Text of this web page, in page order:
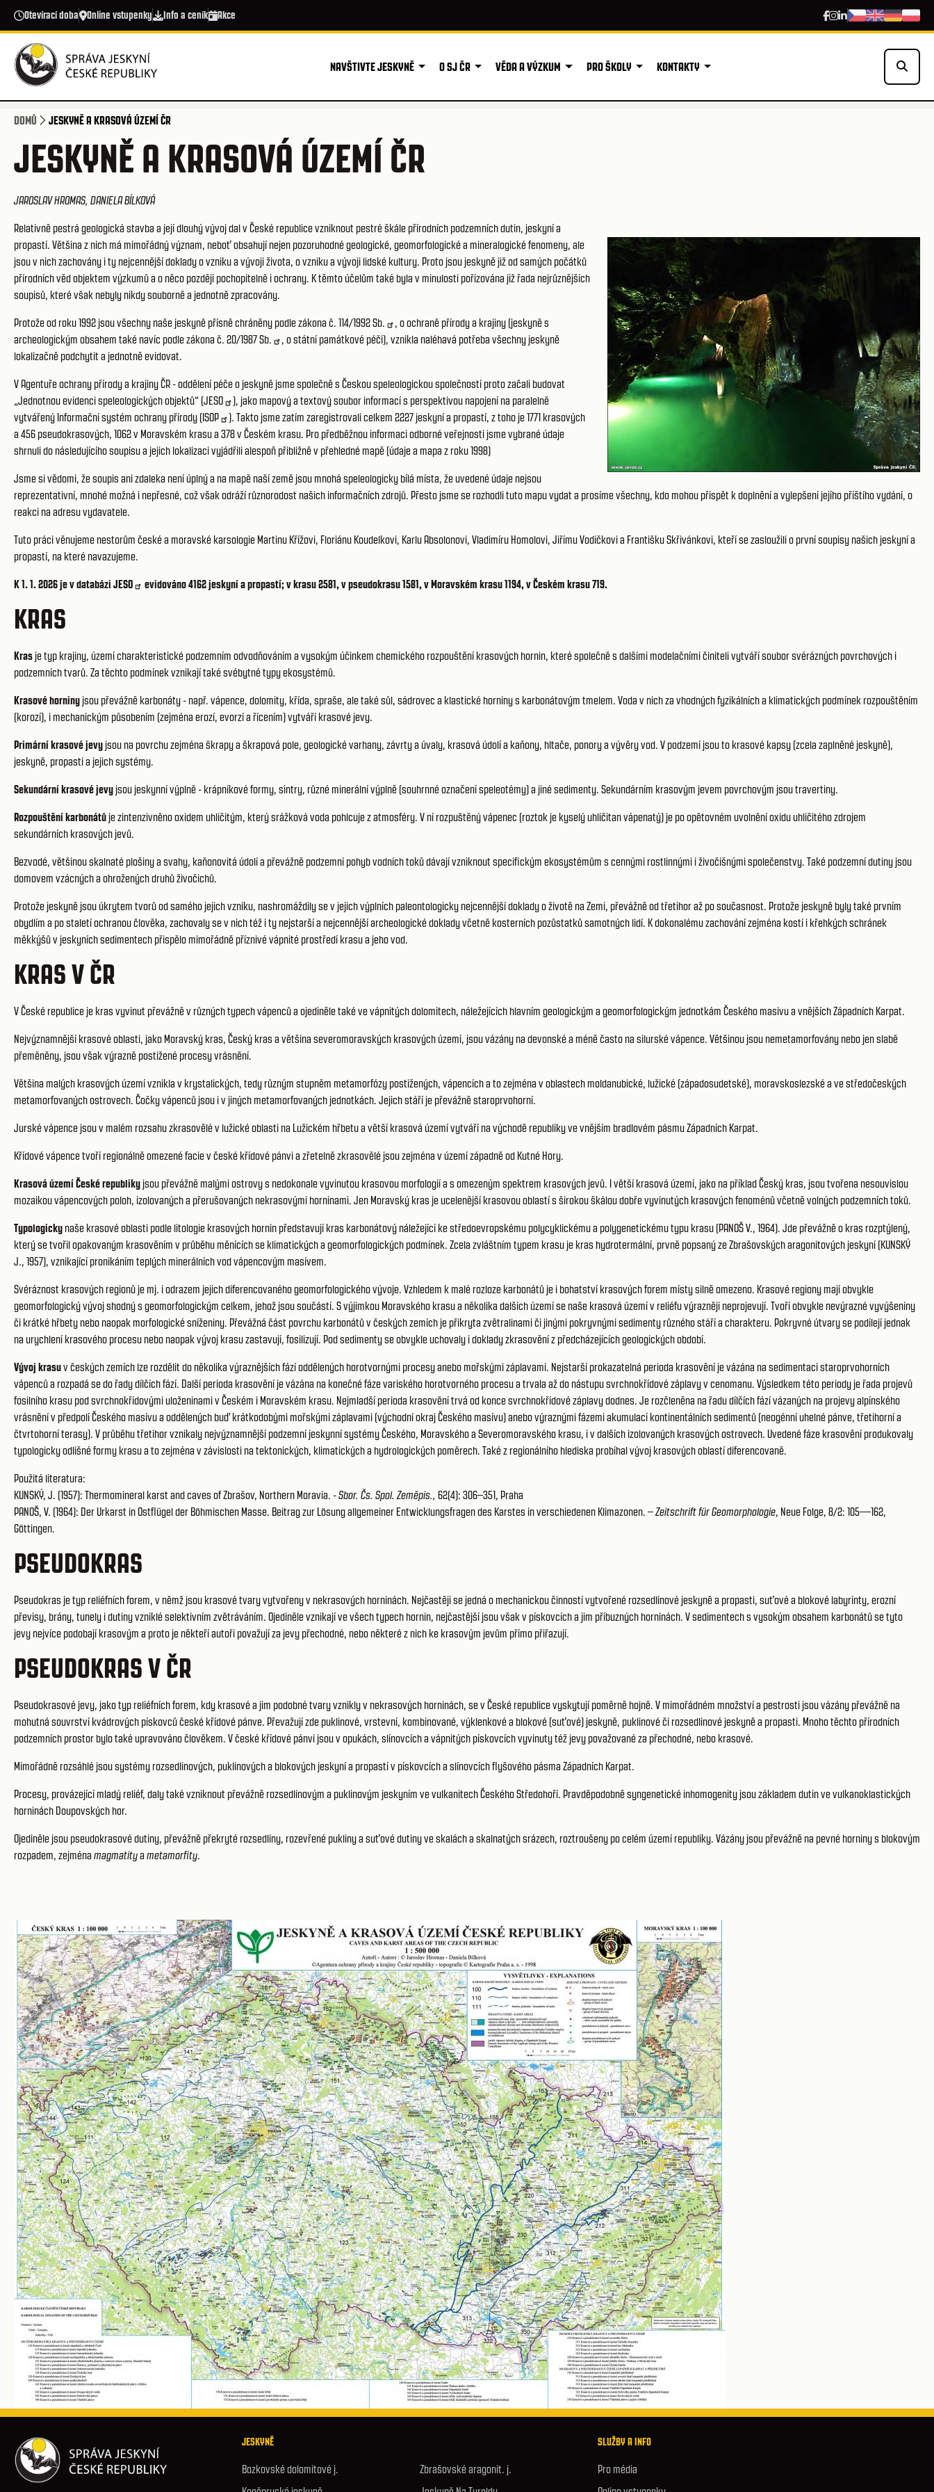
Přejít k hlavnímu obsahu
Otevírací doba Online vstupenky Info a ceník Akce
NAVŠTIVTE JESKYNĚ O SJ ČR VĚDA A VÝZKUM PRO ŠKOLY KONTAKTY
DOMŮ JESKYNĚ A KRASOVÁ ÚZEMÍ ČR
JESKYNĚ A KRASOVÁ ÚZEMÍ ČR
JAROSLAV HROMAS, DANIELA BÍLKOVÁ
Relativně pestrá geologická stavba a její dlouhý vývoj dal v České republice vzniknout pestré škále přírodních podzemních dutin, jeskyní a
propastí. Většina z nich má mimořádný význam, neboť obsahují nejen pozoruhodné geologické, geomorfologické a mineralogické fenomeny, ale
jsou v nich zachovány i ty nejcennější doklady o vzniku a vývoji života, o vzniku a vývoji lidské kultury. Proto jsou jeskyně již od samých počátků
přírodních věd objektem výzkumů a o něco později pochopitelně i ochrany. K těmto účelům také byla v minulosti pořizována již řada nejrůznějších
soupisů, které však nebyly nikdy souborně a jednotně zpracovány.
Protože od roku 1992 jsou všechny naše jeskyně přísně chráněny podle zákona č. 114/1992 Sb.
, o ochraně přírody a krajiny (jeskyně s
archeologickým obsahem také navíc podle zákona č. 20/1987 Sb.
, o státní památkové péči), vznikla naléhavá potřeba všechny jeskyně
lokalizačně podchytit a jednotně evidovat.
V Agentuře ochrany přírody a krajiny ČR - oddělení péče o jeskyně jsme společně s Českou speleologickou společností proto začali budovat
„Jednotnou evidenci speleologických objektů“ (JESO
), jako mapový a textový soubor informací s perspektivou napojení na paralelně
vytvářený Informační systém ochrany přírody (ISOP
). Takto jsme zatím zaregistrovali celkem 2227 jeskyní a propastí, z toho je 1771 krasových
a 456 pseudokrasových, 1062 v Moravském krasu a 378 v Českém krasu. Pro předběžnou informaci odborné veřejnosti jsme vybrané údaje
shrnuli do následujícího soupisu a jejich lokalizaci vyjádřili alespoň přibližně v přehledné mapě (údaje a mapa z roku 1998)
Jsme si vědomi, že soupis ani zdaleka není úplný a na mapě naší země jsou mnohá speleologicky bílá místa, že uvedené údaje nejsou
reprezentativní, mnohé možná i nepřesné, což však odráží různorodost našich informačních zdrojů. Přesto jsme se rozhodli tuto mapu vydat a prosíme všechny, kdo mohou přispět k doplnění a vylepšení jejího příštího vydání, o
reakci na adresu vydavatele.
Tuto práci věnujeme nestorům české a moravské karsologie Martinu Křížovi, Floriánu Koudelkovi, Karlu Absolonovi, Vladimíru Homolovi, Jiřímu Vodičkovi a Františku Skřivánkovi, kteří se zasloužili o první soupisy našich jeskyní a
propastí, na které navazujeme.
K 1. 1. 2026 je v databázi JESO evidováno 4162 jeskyní a propastí; v krasu 2581, v pseudokrasu 1581, v Moravském krasu 1194, v Českém krasu 719.
KRAS
Kras je typ krajiny, území charakteristické podzemním odvodňováním a vysokým účinkem chemického rozpouštění krasových hornin, které společně s dalšími modelačními činiteli vytváří soubor svérázných povrchových i
podzemních tvarů. Za těchto podmínek vznikají také svébytné typy ekosystémů.
Krasové horniny jsou převážně karbonáty - např. vápence, dolomity, křída, spraše, ale také sůl, sádrovec a klastické horniny s karbonátovým tmelem. Voda v nich za vhodných fyzikálních a klimatických podmínek rozpouštěním
(korozí), i mechanickým působením (zejména erozí, evorzí a řícením) vytváří krasové jevy.
Primární krasové jevy jsou na povrchu zejména škrapy a škrapová pole, geologické varhany, závrty a úvaly, krasová údolí a kaňony, hltače, ponory a vývěry vod. V podzemí jsou to krasové kapsy (zcela zaplněné jeskyně),
jeskyně, propasti a jejich systémy.
Sekundární krasové jevy jsou jeskynní výplně - krápníkové formy, sintry, různé minerální výplně (souhrnné označení speleotémy) a jiné sedimenty. Sekundárním krasovým jevem povrchovým jsou travertiny.
Rozpouštění karbonátů je zintenzivněno oxidem uhličitým, který srážková voda pohlcuje z atmosféry. V ní rozpuštěný vápenec (roztok je kyselý uhličitan vápenatý) je po opětovném uvolnění oxidu uhličitého zdrojem
sekundárních krasových jevů.
Bezvodé, většinou skalnaté plošiny a svahy, kaňonovitá údolí a převážně podzemní pohyb vodních toků dávají vzniknout specifickým ekosystémům s cennými rostlinnými i živočišnými společenstvy. Také podzemní dutiny jsou
domovem vzácných a ohrožených druhů živočichů.
Protože jeskyně jsou úkrytem tvorů od samého jejich vzniku, nashromáždily se v jejich výplních paleontologicky nejcennější doklady o životě na Zemi, převážně od třetihor až po současnost. Protože jeskyně byly také prvním
obydlím a po staletí ochranou člověka, zachovaly se v nich též i ty nejstarší a nejcennější archeologické doklady včetně kosterních pozůstatků samotných lidí. K dokonalému zachování zejména kostí i křehkých schránek
měkkýšů v jeskyních sedimentech přispělo mimořádně příznivé vápnité prostředí krasu a jeho vod.
KRAS V ČR
V České republice je kras vyvinut převážně v různých typech vápenců a ojediněle také ve vápnitých dolomitech, náležejících hlavním geologickým a geomorfologickým jednotkám Českého masivu a vnějších Západních Karpat.
Nejvýznamnější krasové oblasti, jako Moravský kras, Český kras a většina severomoravských krasových území, jsou vázány na devonské a méně často na silurské vápence. Většinou jsou nemetamorfovány nebo jen slabě
přeměněny, jsou však výrazně postižené procesy vrásnění.
Většina malých krasových území vznikla v krystalických, tedy různým stupněm metamorfózy postižených, vápencích a to zejména v oblastech moldanubické, lužické (západosudetské), moravskoslezské a ve středočeských
metamorfovaných ostrovech. Čočky vápenců jsou i v jiných metamorfovaných jednotkách. Jejich stáří je převážně staroprvohorní.
Jurské vápence jsou v malém rozsahu zkrasovělé v lužické oblasti na Lužickém hřbetu a větší krasová území vytváří na východě republiky ve vnějším bradlovém pásmu Západních Karpat.
Křídové vápence tvoří regionálně omezené facie v české křídové pánvi a zřetelně zkrasovělé jsou zejména v území západně od Kutné Hory.
Krasová území České republiky jsou převážně malými ostrovy s nedokonale vyvinutou krasovou morfologií a s omezeným spektrem krasových jevů. I větší krasová území, jako na příklad Český kras, jsou tvořena nesouvislou
mozaikou vápencových poloh, izolovaných a přerušovaných nekrasovými horninami. Jen Moravský kras je ucelenější krasovou oblastí s širokou škálou dobře vyvinutých krasových fenoménů včetně volných podzemních toků.
Typologicky naše krasové oblasti podle litologie krasových hornin představují kras karbonátový náležející ke středoevropskému polycyklickému a polygenetickému typu krasu (PANOŠ V., 1964). Jde převážně o kras rozptýlený,
který se tvořil opakovaným krasověním v průběhu měnících se klimatických a geomorfologických podmínek. Zcela zvláštním typem krasu je kras hydrotermální, prvně popsaný ze Zbrašovských aragonitových jeskyní (KUNSKÝ
J., 1957), vznikající pronikáním teplých minerálních vod vápencovým masívem.
Svéráznost krasových regionů je mj. i odrazem jejich diferencovaného geomorfologického vývoje. Vzhledem k malé rozloze karbonátů je i bohatství krasových forem místy silně omezeno. Krasové regiony mají obvykle
geomorfologický vývoj shodný s geomorfologickým celkem, jehož jsou součástí. S výjimkou Moravského krasu a několika dalších území se naše krasová území v reliéfu výrazněji neprojevují. Tvoří obvykle nevýrazné vyvýšeniny
či krátké hřbety nebo naopak morfologické sníženiny. Převážná část povrchu karbonátů v českých zemích je přikryta zvětralinami či jinými pokryvnými sedimenty různého stáří a charakteru. Pokryvné útvary se podílejí jednak
na urychlení krasového procesu nebo naopak vývoj krasu zastavují, fosilizují. Pod sedimenty se obvykle uchovaly i doklady zkrasovění z předcházejících geologických období.
Vývoj krasuv českých zemích lze rozdělit do několika výraznějších fází oddělených horotvornými procesy anebo mořskými záplavami. Nejstarší prokazatelná perioda krasovění je vázána na sedimentaci staroprvohorních
vápenců a rozpadá se do řady dílčích fází. Další perioda krasovění je vázána na konečné fáze variského horotvorného procesu a trvala až do nástupu svrchnokřídové záplavy v cenomanu. Výsledkem této periody je řada projevů
fosilního krasu pod svrchnokřídovými uloženinami v Českém i Moravském krasu. Nejmladší perioda krasovění trvá od konce svrchnokřídové záplavy dodnes. Je rozčleněna na řadu dílčích fází vázaných na projevy alpínského
vrásnění v předpolí Českého masívu a oddělených buď krátkodobými mořskými záplavami (východní okraj Českého masívu) anebo výraznými fázemi akumulací kontinentálních sedimentů (neogénní uhelné pánve, třetihorní a
čtvrtohorní terasy). V průběhu třetihor vznikaly nejvýznamnější podzemní jeskynní systémy Českého, Moravského a Severomoravského krasu, i v dalších izolovaných krasových ostrovech. Uvedené fáze krasovění produkovaly
typologicky odlišné formy krasu a to zejména v závislosti na tektonických, klimatických a hydrologických poměrech. Také z regionálního hlediska probíhal vývoj krasových oblastí diferencovaně.
Použitá literatura:
KUNSKÝ, J. (1957): Thermomineral karst and caves of Zbrašov, Northern Moravia. -Sbor. Čs. Spol. Zeměpis., 62(4): 306–351, Praha
PANOŠ, V. (1964): Der Urkarst in Ostflügel der Böhmischen Masse. Beitrag zur Lösung allgemeiner Entwicklungsfragen des Karstes in verschiedenen Klimazonen. –Zeitschrift für Geomorphologie, Neue Folge, 8/2: 105—162,
Göttingen.
PSEUDOKRAS
Pseudokras je typ reliéfních forem, v němž jsou krasové tvary vytvořeny v nekrasových horninách. Nejčastěji se jedná o mechanickou činností vytvořené rozsedlinové jeskyně a propasti, suťové a blokové labyrinty, erozní
převisy, brány, tunely i dutiny vzniklé selektivním zvětráváním. Ojediněle vznikají ve všech typech hornin, nejčastější jsou však v pískovcích a jim příbuzných horninách. V sedimentech s vysokým obsahem karbonátů se tyto
jevy nejvíce podobají krasovým a proto je někteří autoři považují za jevy přechodné, nebo některé z nich ke krasovým jevům přímo přiřazují.
PSEUDOKRAS V ČR
Pseudokrasové jevy, jako typ reliéfních forem, kdy krasové a jim podobné tvary vznikly v nekrasových horninách, se v České republice vyskytují poměrně hojně. V mimořádném množství a pestrosti jsou vázány převážně na
mohutná souvrství kvádrových pískovců české křídové pánve. Převažují zde puklinové, vrstevní, kombinované, výklenkové a blokové (suťové) jeskyně, puklinové či rozsedlinové jeskyně a propasti. Mnoho těchto přírodních
podzemních prostor bylo také upravováno člověkem. V české křídové pánvi jsou v opukách, slínovcích a vápnitých pískovcích vyvinuty též jevy považované za přechodné, nebo krasové.
Mimořádně rozsáhlé jsou systémy rozsedlinových, puklinových a blokových jeskyní a propastí v pískovcích a slínovcích flyšového pásma Západních Karpat.
Procesy, provázející mladý reliéf, daly také vzniknout převážně rozsedlinovým a puklinovým jeskyním ve vulkanitech Českého Středohoří. Pravděpodobně syngenetické inhomogenity jsou základem dutin ve vulkanoklastických
horninách Doupovských hor.
Ojediněle jsou pseudokrasové dutiny, převážně překryté rozsedliny, rozevřené pukliny a suťové dutiny ve skalách a skalnatých srázech, roztroušeny po celém území republiky. Vázány jsou převážně na pevné horniny s blokovým
rozpadem, zejména magmatitya metamorfity.
JESKYNĚ
Bozkovské dolomitové j.
Zbrašovské aragonit. j.
SLUŽBY A INFO
Pro média